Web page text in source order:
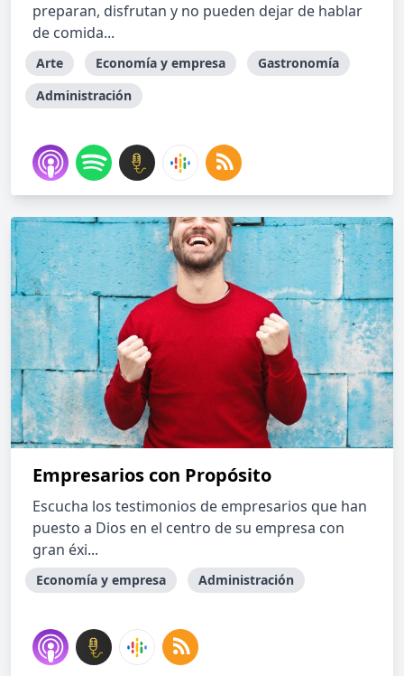
preparan, disfrutan y no pueden dejar de hablar
de comida...
Arte Economía y empresa
Gastronomía
Administración
Empresarios con Propósito
Escucha los testimonios de empresarios que han
puesto a Dios en el centro de su empresa con
gran éxi...
Economía y empresa Administración